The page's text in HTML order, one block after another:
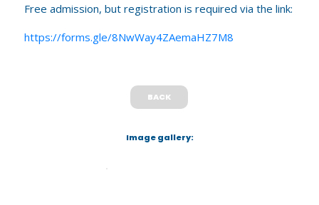
Free admission, but registration is required via the link:
https://forms.gle/8NwWay4ZAemaHZ7M8
BACK
Image gallery: